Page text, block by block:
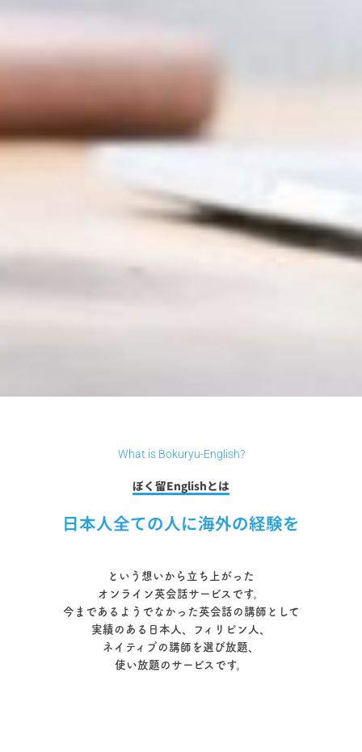
What is Bokuryu-English?
ぼく留Englishとは
日本人全ての人に海外の経験を
という想いから立ち上がった
オンライン英会話サービスです。
今まであるようでなかった英会話の講師として
実績のある日本人、フィリピン人、
ネイティブの講師を選び放題、
使い放題のサービスです。